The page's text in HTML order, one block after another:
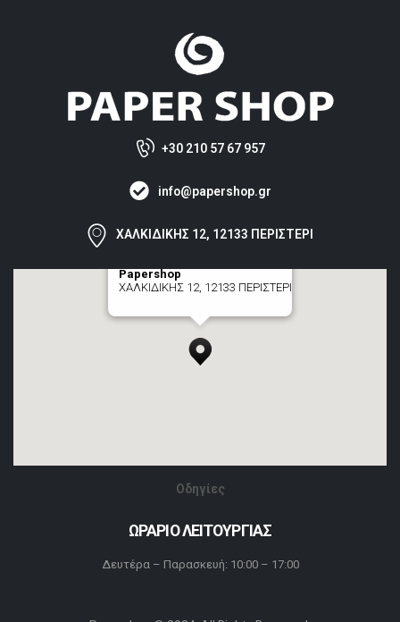
+30 210 57 67 957
info@papershop.gr
ΧΑΛΚΙΔΙΚΗΣ 12, 12133 ΠΕΡΙΣΤΕΡΙ
Papershop
ΧΑΛΚΙΔΙΚΗΣ 12, 12133 ΠΕΡΙΣΤΕΡΙ
Οδηγίες
ΩΡΑΡΙΟ ΛΕΙΤΟΥΡΓΙΑΣ
Δευτέρα – Παρασκευή: 10:00 – 17:00